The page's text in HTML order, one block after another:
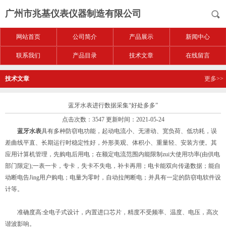
广州市兆基仪表仪器制造有限公司
网站首页 公司简介 产品展示 新闻中心
联系我们 产品目录 技术文章 在线留言
技术文章 更多>>
蓝牙水表进行数据采集“好处多多”
点击次数：3547 更新时间：2021-05-24
蓝牙水表具有多种防窃电功能，起动电流小、无潜动、宽负荷、低功耗，误
差曲线平直、长期运行时稳定性好，外形美观、体积小、重量轻、安装方便。其
应用计算机管理，先购电后用电；在额定电流范围内能限制zui大使用功率(由供电
部门限定);一表一卡，专卡，失卡不失电，补卡再用；电卡能双向传递数据；能自
动断电告Jing用户购电；电量为零时，自动拉闸断电；并具有一定的防窃电软件设
计等。
准确度高:全电子式设计，内置进口芯片，精度不受频率、温度、电压，高次
谐波影响。